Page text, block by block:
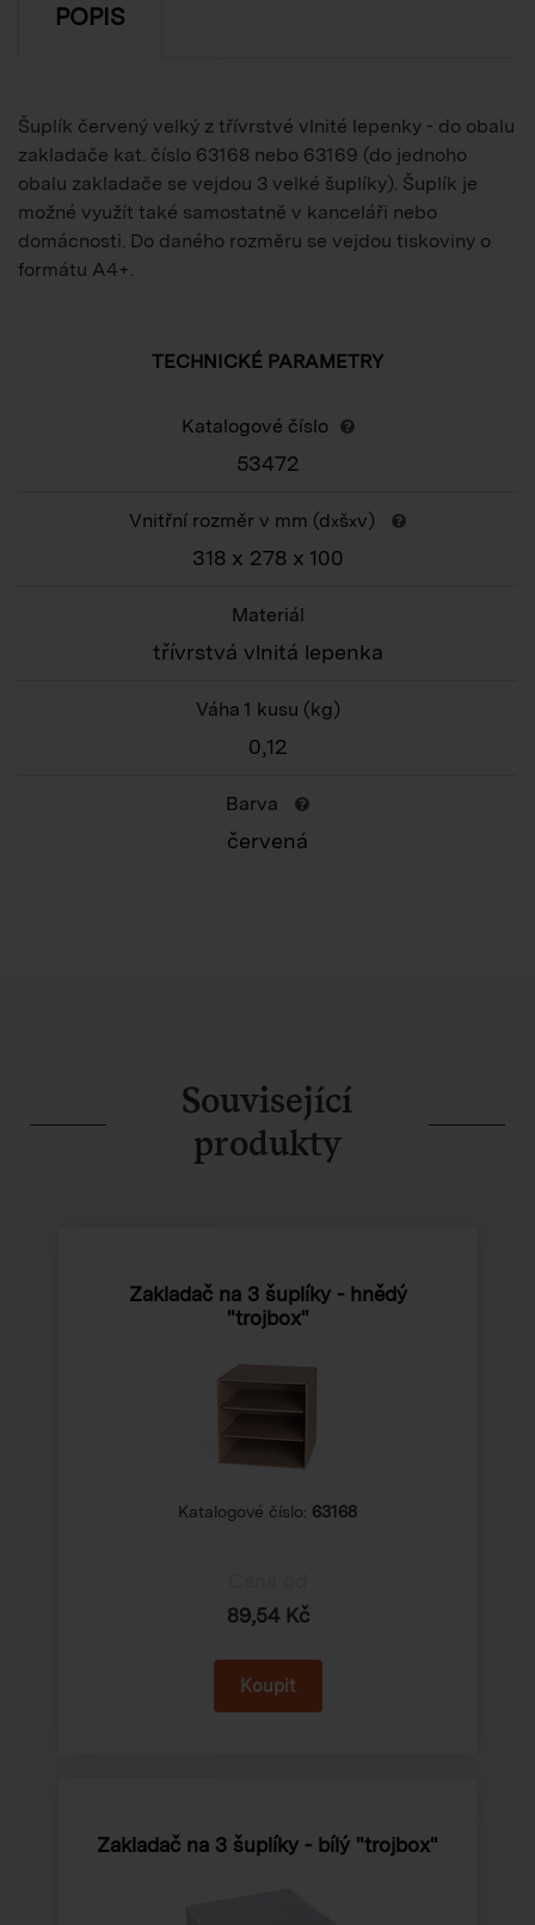
POPIS
Šuplík červený velký z třívrstvé vlnité lepenky - do obalu
zakladače kat. číslo 63168 nebo 63169 (do jednoho
obalu zakladače se vejdou 3 velké šuplíky). Šuplík je
možné využít také samostatně v kanceláři nebo
domácnosti. Do daného rozměru se vejdou tiskoviny o
formátu A4+.
TECHNICKÉ PARAMETRY
Katalogové číslo
53472
Vnitřní rozměr v mm (dxšxv)
318 x 278 x 100
Materiál
třívrstvá vlnitá lepenka
Váha 1 kusu (kg)
0,12
Barva
červená
Související
produkty
Zakladač na 3 šuplíky - hnědý
"trojbox"
Katalogové číslo: 63168
89,54 Kč
Zakladač na 3 šuplíky - bílý "trojbox"